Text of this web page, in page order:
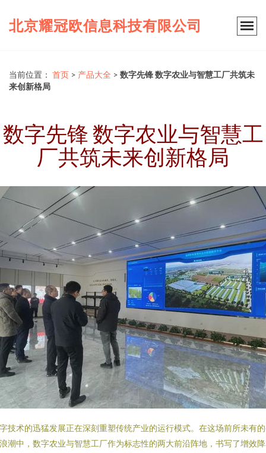
北京耀冠欧信息科技有限公司
当前位置： 首页 > 产品大全 > 数字先锋 数字农业与智慧工厂共筑未
来创新格局
数字先锋 数字农业与智慧工
厂共筑未来创新格局
技术的迅猛发展正在深刻重塑传统产业的运行模式。在这场前所未有
潮中，数字农业与智慧工厂作为标志性的两大前沿阵地，书写了增效